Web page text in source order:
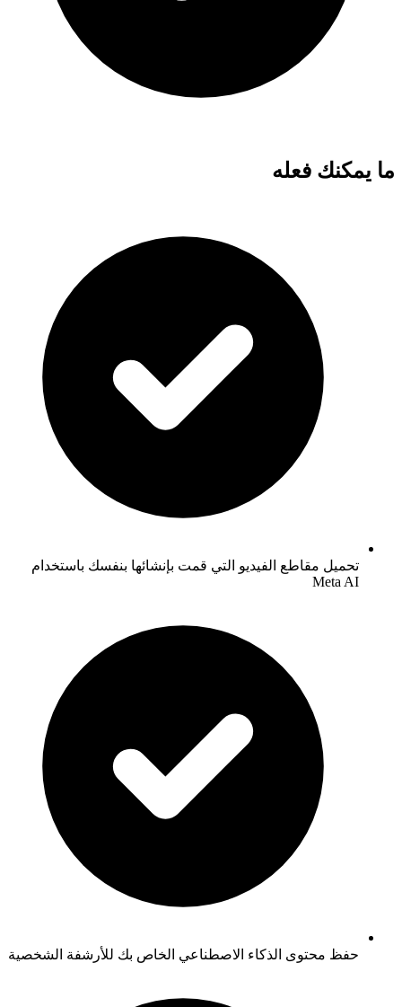
ما يمكنك فعله
تحميل مقاطع الفيديو التي قمت بإنشائها بنفسك باستخدام
Meta AI
حفظ محتوى الذكاء الاصطناعي الخاص بك للأرشفة الشخصية